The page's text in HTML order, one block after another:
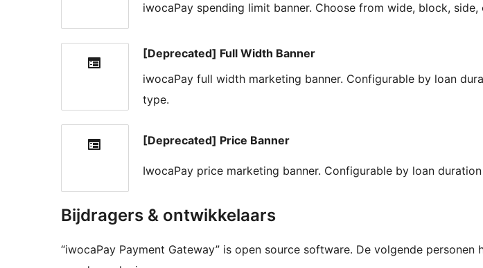
iwocaPay spending limit banner. Choose from wide, block, side,
[Deprecated] Full Width Banner
iwocaPay full width marketing banner. Configurable by loan
type.
[Deprecated] Price Banner
IwocaPay price marketing banner. Configurable by loan
Bijdragers & ontwikkelaars
“iwocaPay Payment Gateway” is open source software. De volgende personen